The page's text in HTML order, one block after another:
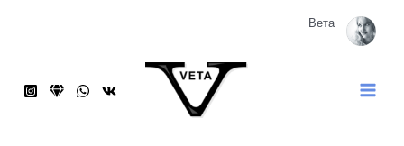
Вета
Main